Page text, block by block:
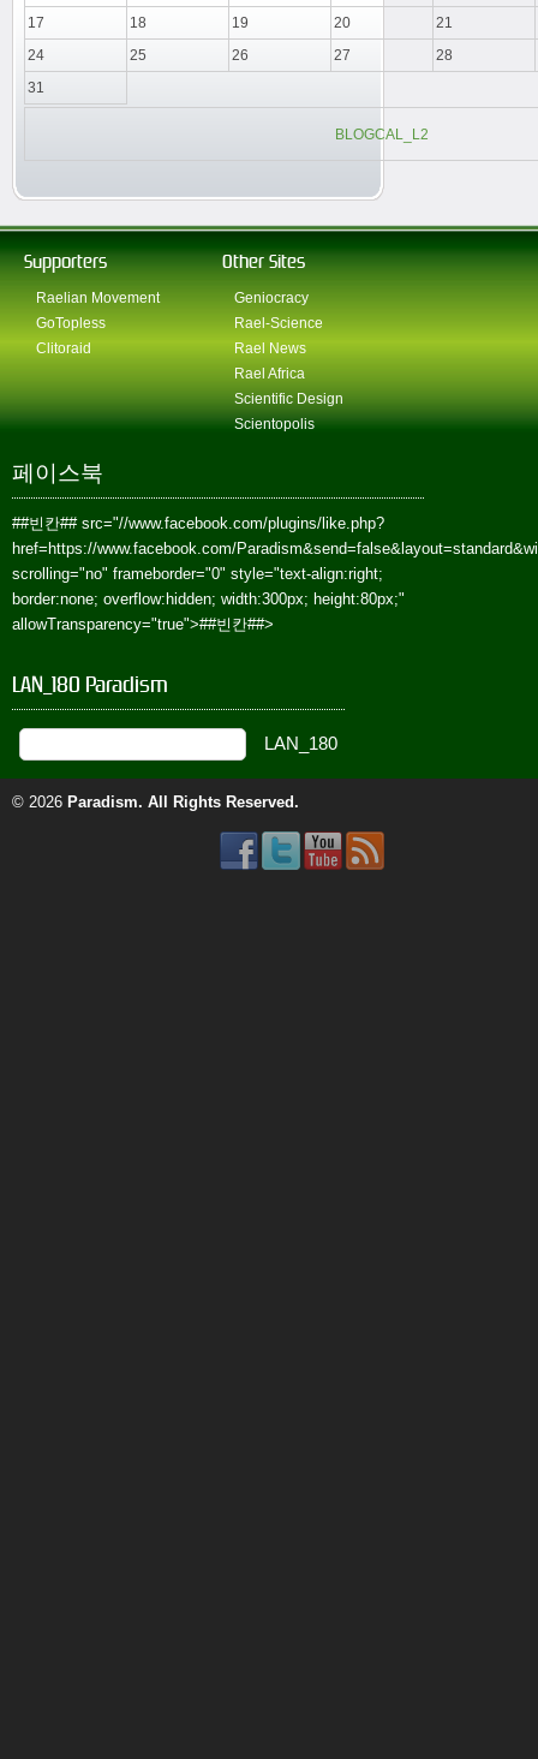
17
18 19 20
21
24
25 26 27
28
31
BLOGCAL_L2
Supporters
Raelian Movement
GoTopless
Clitoraid
Other Sites
Geniocracy
Rael-Science
Rael News
Rael Africa
Scientific Design
Scientopolis
페이스북
##빈칸##src="//www.facebook.com/plugins/like.php?
href=https://www.facebook.com/
scrolling="no" frameborder="0" style="text-align:right;
border:none; overflow:hidden; width:300px; height:80px;"
allowTransparency="true">##빈칸##>
LAN_180 Paradism
© 2026 Paradism. All Rights Reserved.